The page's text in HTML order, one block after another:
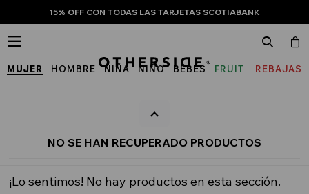
15% OFF CON TODAS LAS TARJETAS SCOTIABANK
MUJER HOMBRE NIÑA NIÑO BEBÉS
FRUIT
REBAJAS

NO SE HAN RECUPERADO PRODUCTOS
¡Lo sentimos! No hay productos en esta sección.